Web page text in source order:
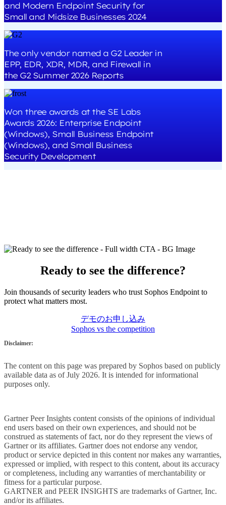
and Modern Endpoint Security for
Small and Midsize Businesses 2024
The only vendor named a G2 Leader in
EPP, EDR, XDR, MDR, and Firewall in
the G2 Summer 2026 Reports
Won three awards at the SE Labs
Awards 2026: Enterprise Endpoint
(Windows), Small Business Endpoint
(Windows), and Small Business
Security Development
Ready to see the difference?
Join thousands of security leaders who trust Sophos Endpoint to
protect what matters most.
デモのお申し込み
Sophos vs the competition
Disclaimer:
The content on this page was prepared by Sophos based on publicly
available data as of July 2026. It is intended for informational
purposes only.
Gartner Peer Insights content consists of the opinions of individual
end users based on their own experiences, and should not be
construed as statements of fact, nor do they represent the views of
Gartner or its affiliates. Gartner does not endorse any vendor,
product or service depicted in this content nor makes any warranties,
expressed or implied, with respect to this content, about its accuracy
or completeness, including any warranties of merchantability or
fitness for a particular purpose.
GARTNER and PEER INSIGHTS are trademarks of Gartner, Inc.
and/or its affiliates.